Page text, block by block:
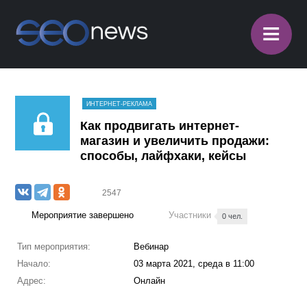
≡
ИНТЕРНЕТ-РЕКЛАМА
Как продвигать интернет-
магазин и увеличить продажи:
способы, лайфхаки, кейсы
2547
Мероприятие завершено Участники 0 чел.
Тип мероприятия:
Вебинар
Начало:
03 марта 2021, среда в 11:00
Адрес:
Онлайн